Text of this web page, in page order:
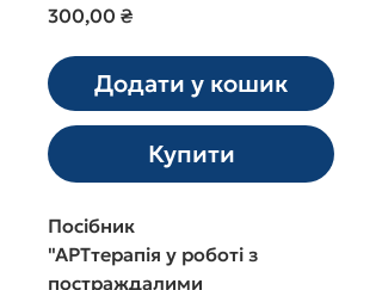
300,00 ₴Ціна
Додати у кошик
Купити
Посібник
"АРТтерапія у роботі з
постраждалими